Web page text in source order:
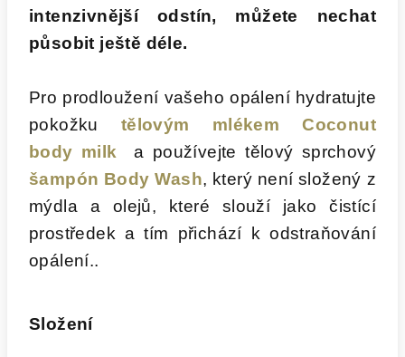
intenzivnější odstín, můžete nechat
působit ještě déle.
Pro prodloužení vašeho opálení hydratujte
pokožku tělovým mlékem Coconut
body milk a používejte tělový sprchový
šampón Body Wash, který není složený z
mýdla a olejů,
které slouží jako čistící
prostředek a tím přichází k odstraňování
opálení..
Složení